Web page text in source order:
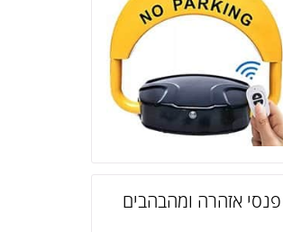
פנסי אזהרה ומהבהבים